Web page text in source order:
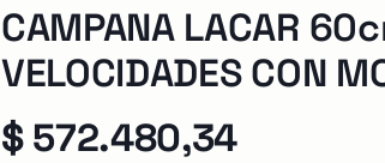
CAMPANA LACAR
VELOCIDADES CON
$ 572.480,34